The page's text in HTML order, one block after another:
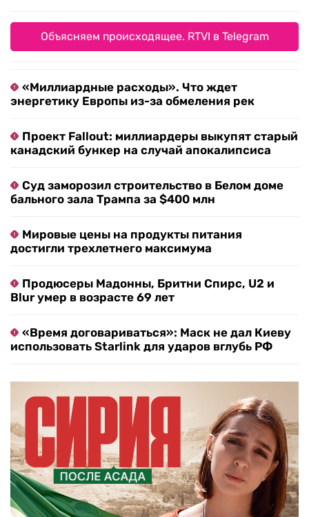
Объясняем происходящее. RTVI в Telegram
«Миллиардные расходы». Что ждет
энергетику Европы из-за обмеления рек
Проект Fallout: миллиардеры выкупят старый
канадский бункер на случай апокалипсиса
Суд заморозил строительство в Белом доме
бального зала Трампа за $400 млн
Мировые цены на продукты питания
достигли трехлетнего максимума
Продюсеры Мадонны, Бритни Спирс, U2 и
Blur умер в возрасте 69 лет
«Время договариваться»: Маск не дал Киеву
использовать Starlink для ударов вглубь РФ